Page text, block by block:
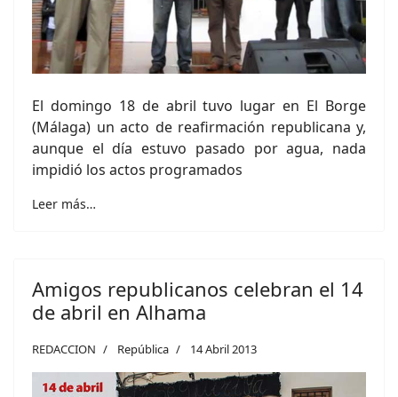
El domingo 18 de abril tuvo lugar en El Borge
(Málaga) un acto de reafirmación republicana y,
aunque el día estuvo pasado por agua, nada
impidió los actos programados
Leer más…
Amigos republicanos celebran el 14
de abril en Alhama
REDACCION República 14 Abril 2013